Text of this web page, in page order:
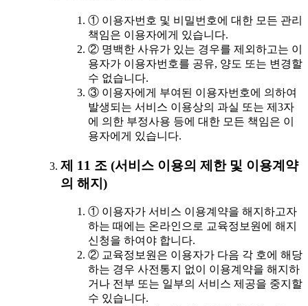
① 이용자번호 및 비밀번호에 대한 모든 관리
책임은 이용자에게 있습니다.
② 명백한 사유가 있는 경우를 제외하고는 이
용자가 이용자번호를 공유, 양도 또는 변경할
수 없습니다.
③ 이용자에게 부여된 이용자번호에 의하여
발생되는 서비스 이용상의 과실 또는 제3자
에 의한 부정사용 등에 대한 모든 책임은 이
용자에게 있습니다.
제 11 조 (서비스 이용의 제한 및 이용계약
의 해지)
① 이용자가 서비스 이용계약을 해지하고자
하는 때에는 온라인으로 교육정보원에 해지
신청을 하여야 합니다.
② 교육정보원은 이용자가 다음 각 호에 해당
하는 경우 사전통지 없이 이용계약을 해지하
거나 전부 또는 일부의 서비스 제공을 중지할
수 있습니다.